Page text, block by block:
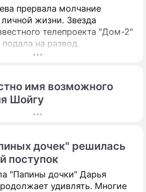
прервала молчание
жизни. Звезда
телепроекта "Дом-2"
на развод.
имя возможного
Шойгу
дочек" решилась
поступок
"Папины дочки" Дарья
удивлять. Многие